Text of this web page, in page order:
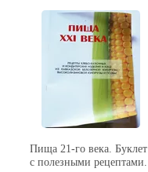
Пища 21-го века. Буклет
с полезными рецептами.